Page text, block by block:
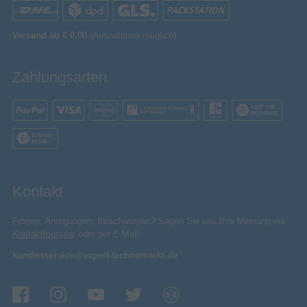
Linsenschutz
Selfie-Stick
Video
Maximale Framerate 120 fps
Bitrate bei maximaler
Bildqualität
Zeitraffer-Modus
Unterstützte Videoformate
Video-Auflösung
1920 x 1080,2720 x 1536,3840 x 1920,3840 x
2160,5760 x 2880,7680 x 3840
Versand ab € 0,00 (Ausnahmen möglich)
Zahlungsarten
Kontakt
Fragen, Anregungen, Beschwerden? Sagen Sie uns Ihre Meinung via
Kontaktformular oder per E-Mail:
kundenservice@expert-technomarkt.de